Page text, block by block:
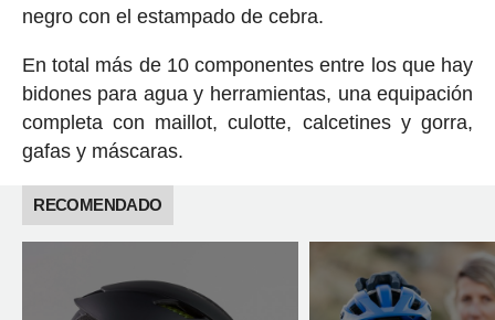
negro con el estampado de cebra.
En total más de 10 componentes entre los que hay
bidones para agua y herramientas, una equipación
completa con maillot, culotte, calcetines y gorra,
gafas y máscaras.
RECOMENDADO